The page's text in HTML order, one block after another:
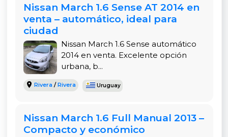
Nissan March 1.6 Sense AT 2014 en
venta – automático, ideal para
ciudad
Nissan March 1.6 Sense automático
2014 en venta. Excelente opción
urbana, b...
Rivera /Rivera Uruguay
Nissan March 1.6 Full Manual 2013 –
Compacto y económico